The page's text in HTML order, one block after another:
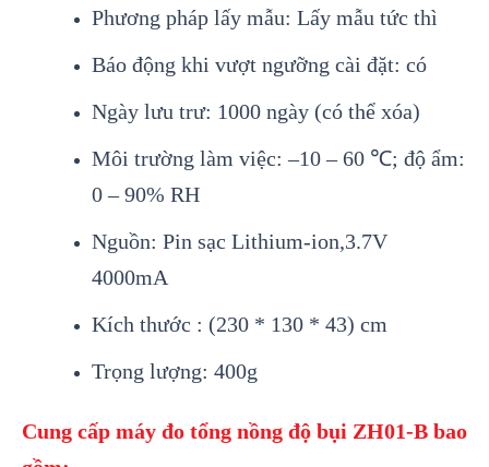
Phương pháp lấy mẫu: Lấy mẫu tức thì
Báo động khi vượt ngưỡng cài đặt: có
Ngày lưu trư: 1000 ngày (có thể xóa)
Môi trường làm việc: –10 –60 ℃; độ ẩm:
0 – 90% RH
Nguồn: Pin sạc Lithium-ion,3.7V
4000mA
Kích thước : (230 * 130 * 43) cm
Trọng lượng: 400g
Cung cấp máy đo tổng nồng độ bụi ZH01-B bao